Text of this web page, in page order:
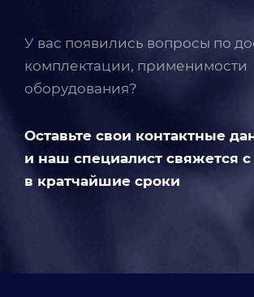
У вас появились вопросы по
комплектации, применимости
оборудования?
Оставьте свои контактные
и наш специалист свяжется
в кратчайшие сроки